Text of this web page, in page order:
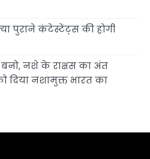
पुराने कंटेस्टेंट्स की होगी
बनो, नशे के राक्षस का अंत
दिया नशामुक्त भारत का